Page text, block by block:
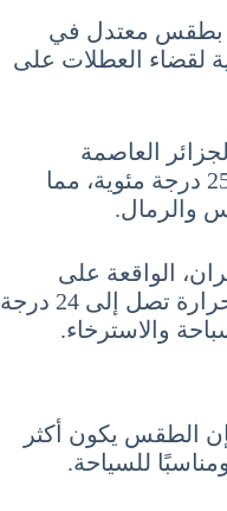
بطقس معتدل في
لقضاء العطلات على
العاصمة
بدرجات حرارة نهارية تصل إلى 25 درجة مئوية، مما
والرمال.
الواقعة على
الساحل الغربي، تتميز بدرجات حرارة تصل إلى 24 درجة
والاسترخاء.
الطقس يكون أكثر
للسياحة.